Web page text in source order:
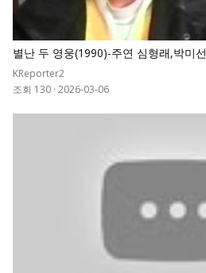
별난 두 영웅(1990)-주연 심형래,박미선
KReporter2
조회 130 · 2026-03-06